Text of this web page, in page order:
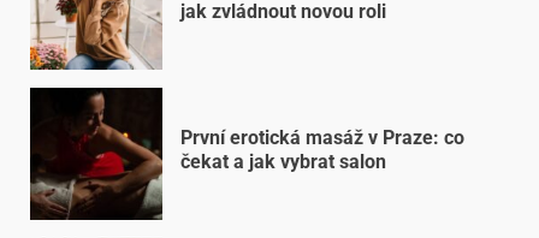
jak zvládnout novou roli
První erotická masáž v Praze: co
čekat a jak vybrat salon